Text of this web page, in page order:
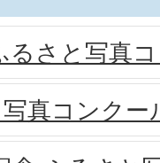
るさと写真
真コンクー